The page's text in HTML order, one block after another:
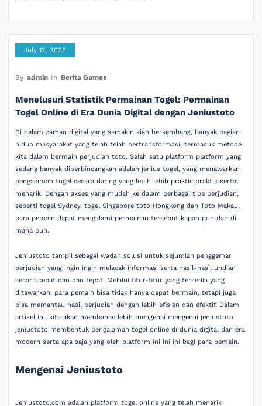
July 12, 2026
By admin In Berita Games
Menelusuri Statistik Permainan Togel: Permainan
Togel Online di Era Dunia Digital dengan Jeniustoto
Di dalam zaman digital yang semakin kian berkembang, banyak bagian
hidup masyarakat yang telah telah bertransformasi, termasuk metode
kita dalam bermain perjudian toto. Salah satu platform platform yang
sedang banyak diperbincangkan adalah jenius togel, yang menawarkan
pengalaman togel secara daring yang lebih lebih praktis praktis serta
menarik. Dengan akses yang mudah ke dalam berbagai tipe perjudian,
seperti togel Sydney, togel Singapore toto Hongkong dan Toto Makau,
para pemain dapat mengalami permainan tersebut kapan pun dan di
mana pun.
Jeniustoto tampil sebagai wadah solusi untuk sejumlah penggemar
perjudian yang ingin ingin melacak informasi serta hasil-hasil undian
secara cepat dan dan tepat. Melalui fitur-fitur yang tersedia yang
ditawarkan, para pemain bisa tidak hanya dapat bermain, tetapi juga
bisa memantau hasil perjudian dengan lebih efisien dan efektif. Dalam
artikel ini, kita akan membahas lebih mengenai mengenai jeniustoto
jeniustoto membentuk pengalaman togel online di dunia digital dan era
modern serta apa saja yang oleh platform ini ini ini bagi para pemain.
Mengenai Jeniustoto
Jeniustoto.com adalah platform togel online yang telah menarik